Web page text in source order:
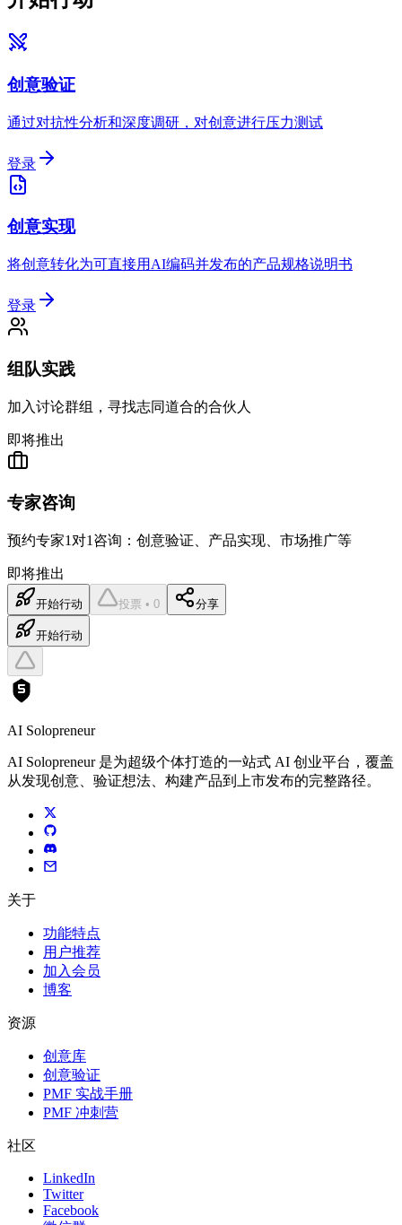
创意验证
通过对抗性分析和深度调研，对创意进行压力测试
登录
创意实现
将创意转化为可直接用AI编码并发布的产品规格说明书
登录
组队实践
加入讨论群组，寻找志同道合的合伙人
即将推出
专家咨询
预约专家1对1咨询：创意验证、产品实现、市场推广等
即将推出
开始行动 投票 • 0 分享
开始行动
AI Solopreneur
AI Solopreneur 是为超级个体打造的一站式 AI 创业平台，覆盖
从发现创意、验证想法、构建产品到上市发布的完整路径。
关于
功能特点
用户推荐
加入会员
博客
资源
创意库
创意验证
PMF 实战手册
PMF 冲刺营
社区
LinkedIn
Twitter
Facebook